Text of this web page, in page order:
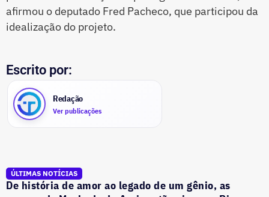
afirmou o deputado Fred Pacheco, que participou da
idealização do projeto.
Escrito por:
Redação
Ver publicações
ÚLTIMAS NOTÍCIAS
De história de amor ao legado de um gênio, as